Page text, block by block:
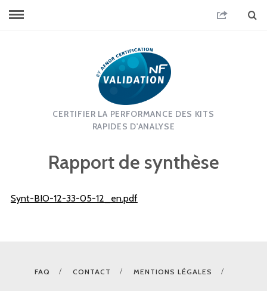
CERTIFIER LA PERFORMANCE DES KITS
RAPIDES D'ANALYSE
Rapport de synthèse
Synt-BIO-12-33-05-12_en.pdf
FAQ CONTACT MENTIONS LÉGALES